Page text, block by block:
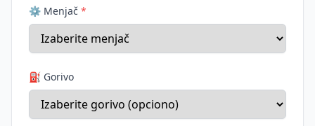
⚙️ Menjač *
⛽ Gorivo